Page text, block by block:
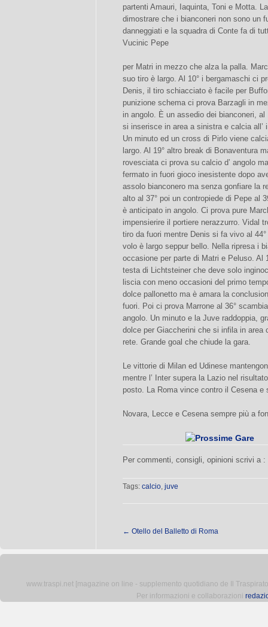
partenti Amauri, Iaquinta, Toni e Motta.
dimostrare che i bianconeri non sono un
danneggiati e la squadra di Conte fa di
Vucinic Pepe
per Matri in mezzo che alza la palla.
suo tiro è largo. Al 10° i bergamaschi ci
Denis, il tiro schiacciato è facile per
punizione schema ci prova Barzagli in
in angolo. È un assedio dei bianconeri,
si inserisce in area a sinistra e calcia all’
Un minuto ed un cross di Pirlo viene
largo. Al 19° altro break di Bonaventura
rovesciata ci prova su calcio d’ angolo
fermato in fuori gioco inesistente dopo
assolo bianconero ma senza gonfiare la
alto al 37° poi un contropiede di Pepe al
è anticipato in angolo. Ci prova pure
impensierire il portiere nerazzurro. Vidal
tiro da fuori mentre Denis si fa vivo al
volo è largo seppur bello. Nella ripresa i
occasione per parte di Matri e Peluso. Al
testa di Lichtsteiner che deve solo
liscia con meno occasioni del primo
dolce pallonetto ma è amara la
fuori. Poi ci prova Marrone al 36°
angolo. Un minuto e la Juve raddoppia,
dolce per Giaccherini che si infila in area
rete. Grande goal che chiude la gara.
Le vittorie di Milan ed Udinese
mentre l’ Inter supera la Lazio nel
posto. La Roma vince contro il Cesena
Novara, Lecce e Cesena sempre più a
Per commenti, consigli, opinioni scrivi a :
Tags: calcio, juve
← Otello del Balletto di Roma
www.traspi.net [magazine on line - supplemento quotidiano de Il
Per informazioni e collaborazioni